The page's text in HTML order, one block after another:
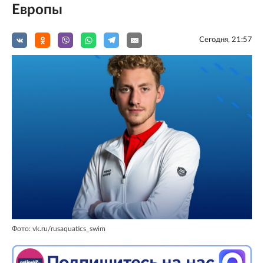
Европы
Сегодня, 21:57
Фото: vk.ru/rusaquatics_swim